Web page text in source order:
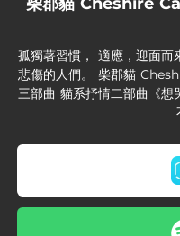
孤獨著習慣， 適應，迎面而
悲傷的人們。 柴郡貓
三部曲 貓系抒情二部曲《想